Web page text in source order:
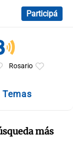
Participá
Rosario
más